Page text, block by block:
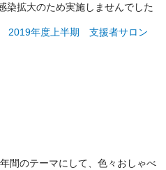
染拡大のため実施しませんでした
2019年度上半期
支援者サロン
間のテーマにして、色々おしゃべ